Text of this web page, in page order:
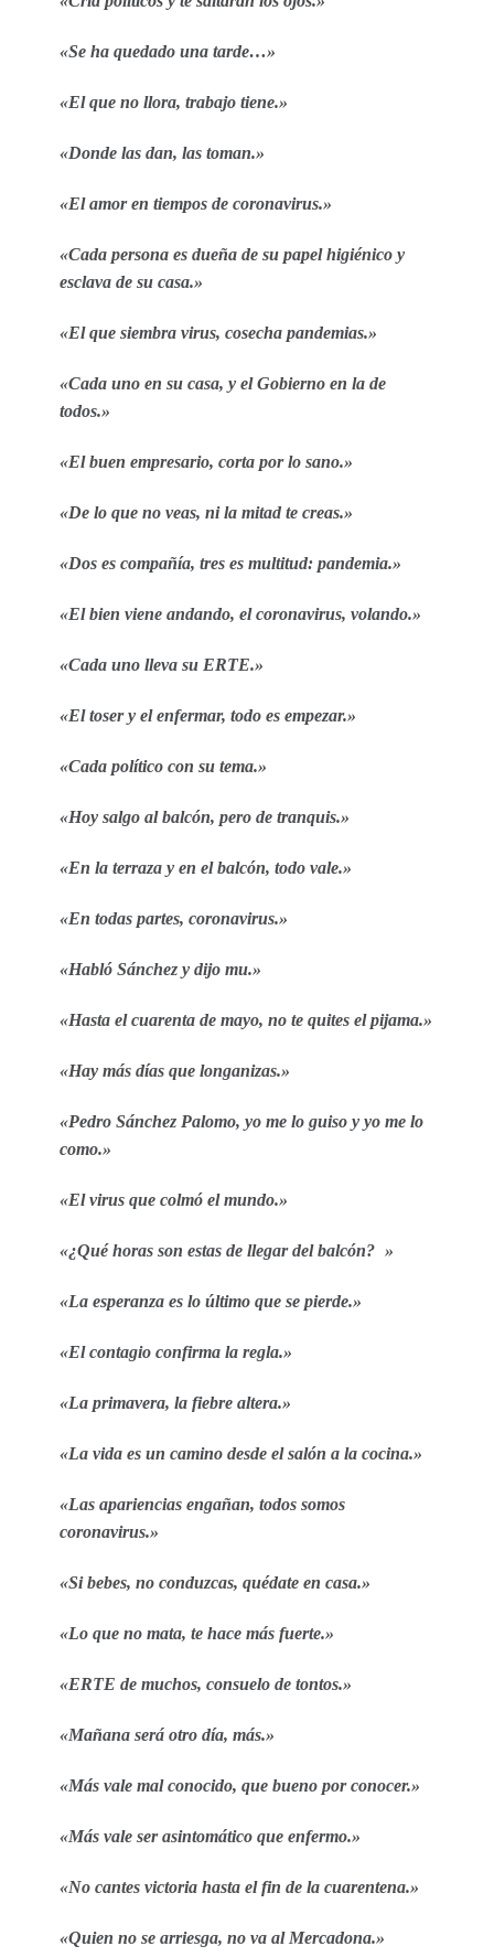
«Se ha quedado una tarde…»
«El que no llora, trabajo tiene.»
«Donde las dan, las toman.»
«El amor en tiempos de coronavirus.»
«Cada persona es dueña de su papel higiénico y
esclava de su casa.»
«El que siembra virus, cosecha pandemias.»
«Cada uno en su casa, y el Gobierno en la de
todos.»
«El buen empresario, corta por lo sano.»
«De lo que no veas, ni la mitad te creas.»
«Dos es compañía, tres es multitud: pandemia.»
«El bien viene andando, el coronavirus, volando.»
«Cada uno lleva su ERTE.»
«El toser y el enfermar, todo es empezar.»
«Cada político con su tema.»
«Hoy salgo al balcón, pero de tranquis.»
«En la terraza y en el balcón, todo vale.»
«En todas partes, coronavirus.»
«Habló Sánchez y dijo mu.»
«Hasta el cuarenta de mayo, no te quites el pijama.»
«Hay más días que longanizas.»
«Pedro Sánchez Palomo, yo me lo guiso y yo me lo
como.»
«El virus que colmó el mundo.»
«¿Qué horas son estas de llegar del balcón? »
«La esperanza es lo último que se pierde.»
«El contagio confirma la regla.»
«La primavera, la fiebre altera.»
«La vida es un camino desde el salón a la cocina.»
«Las apariencias engañan, todos somos
coronavirus.»
«Si bebes, no conduzcas, quédate en casa.»
«Lo que no mata, te hace más fuerte.»
«ERTE de muchos, consuelo de tontos.»
«Mañana será otro día, más.»
«Más vale mal conocido, que bueno por conocer.»
«Más vale ser asintomático que enfermo.»
«No cantes victoria hasta el fin de la cuarentena.»
«Quien no se arriesga, no va al Mercadona.»